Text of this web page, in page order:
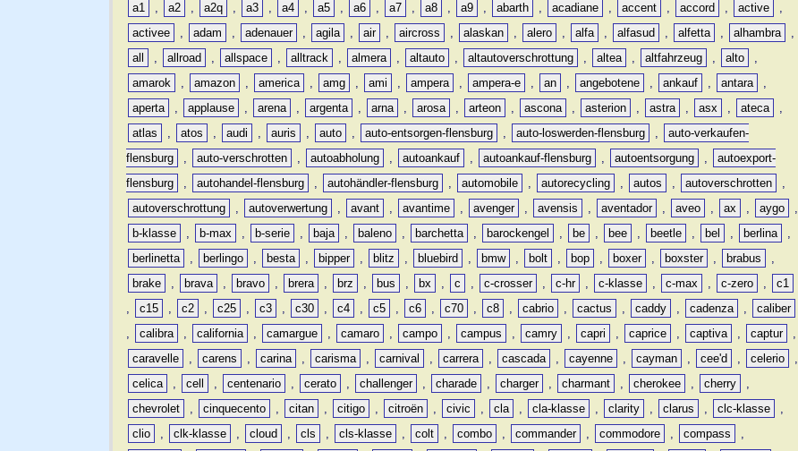
a1
, a2 , a2q , a3 , a4 , a5 , a6 , a7 , a8 , a9 , abarth , acadiane , accent , accord , active
,
activee
, adam , adenauer , agila , air , aircross , alaskan , alero , alfa , alfasud , alfetta , alhambra
,
all
, allroad , allspace , alltrack , almera , altauto , altautoverschrottung , altea , altfahrzeug , alto
,
amarok
, amazon , america , amg , ami , ampera , ampera-e , an , angebotene , ankauf , antara
,
aperta
, applause , arena , argenta , arna , arosa , arteon , ascona , asterion , astra , asx , ateca
,
atlas
, atos , audi , auris , auto , auto-entsorgen-flensburg , auto-loswerden-flensburg ,
auto-verkaufen-
flensburg
, auto-verschrotten , autoabholung , autoankauf , autoankauf-flensburg , autoentsorgung ,
autoexport-
flensburg
, autohandel-flensburg , autohändler-flensburg , automobile , autorecycling , autos , autoverschrotten
,
autoverschrottung
, autoverwertung , avant , avantime , avenger , avensis , aventador , aveo , ax , aygo
,
b-klasse
, b-max , b-serie , baja , baleno , barchetta , barockengel , be , bee , beetle , bel , berlina
,
berlinetta
, berlingo , besta , bipper , blitz , bluebird , bmw , bolt , bop , boxer , boxster , brabus
,
brake
, brava , bravo , brera , brz , bus , bx , c , c-crosser , c-hr , c-klasse , c-max , c-zero ,
c1
,
c15 , c2 , c25 , c3 , c30 , c4 , c5 , c6 , c70 , c8 , cabrio , cactus , caddy , cadenza ,
caliber
,
calibra , california , camargue , camaro , campo , campus , camry , capri , caprice , captiva , captur
,
caravelle
, carens , carina , carisma , carnival , carrera , cascada , cayenne , cayman , cee'd , celerio
,
celica
, cell , centenario , cerato , challenger , charade , charger , charmant , cherokee , cherry
,
chevrolet
, cinquecento , citan , citigo , citroën , civic , cla , cla-klasse , clarity , clarus , clc-klasse
,
clio
, clk-klasse , cloud , cls , cls-klasse , colt , combo , commander , commodore , compass
,